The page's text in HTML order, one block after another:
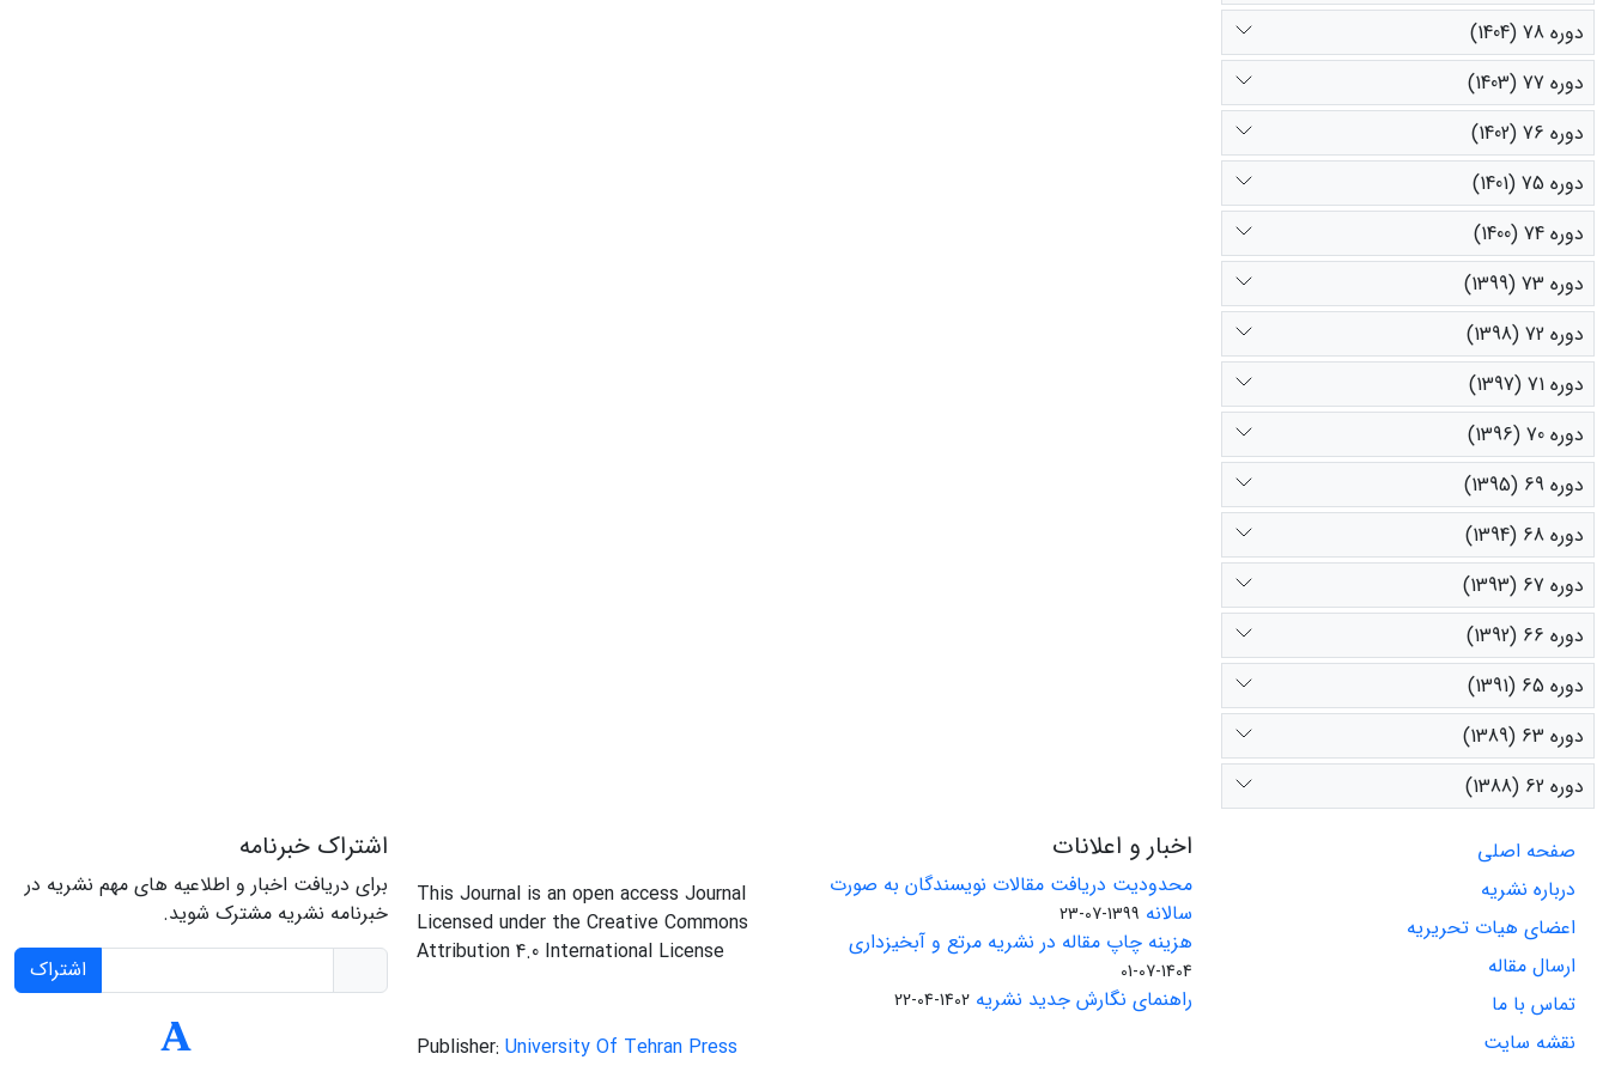
دوره 78 (1404)
دوره 77 (1403)
دوره 76 (1402)
دوره 75 (1401)
دوره 74 (1400)
دوره 73 (1399)
دوره 72 (1398)
دوره 71 (1397)
دوره 70 (1396)
دوره 69 (1395)
دوره 68 (1394)
دوره 67 (1393)
دوره 66 (1392)
دوره 65 (1391)
دوره 63 (1389)
دوره 62 (1388)
صفحه اصلی
درباره نشریه
اعضای هیات تحریریه
ارسال مقاله
تماس با ما
نقشه سایت
اخبار و اعلانات
محدودیت دریافت مقالات نویسندگان به صورت
سالانه 1399-07-23
هزینه چاپ مقاله در نشریه مرتع و آبخیزداری
1404-07-01
راهنمای نگارش جدید نشریه 1402-04-22
This Journal is an open access Journal
Licensed under the Creative Commons
Attribution 4.0 International License
Publisher: University Of Tehran Press
اشتراک خبرنامه
برای دریافت اخبار و اطلاعیه های مهم نشریه در
خبرنامه نشریه مشترک شوید.
اشتراک